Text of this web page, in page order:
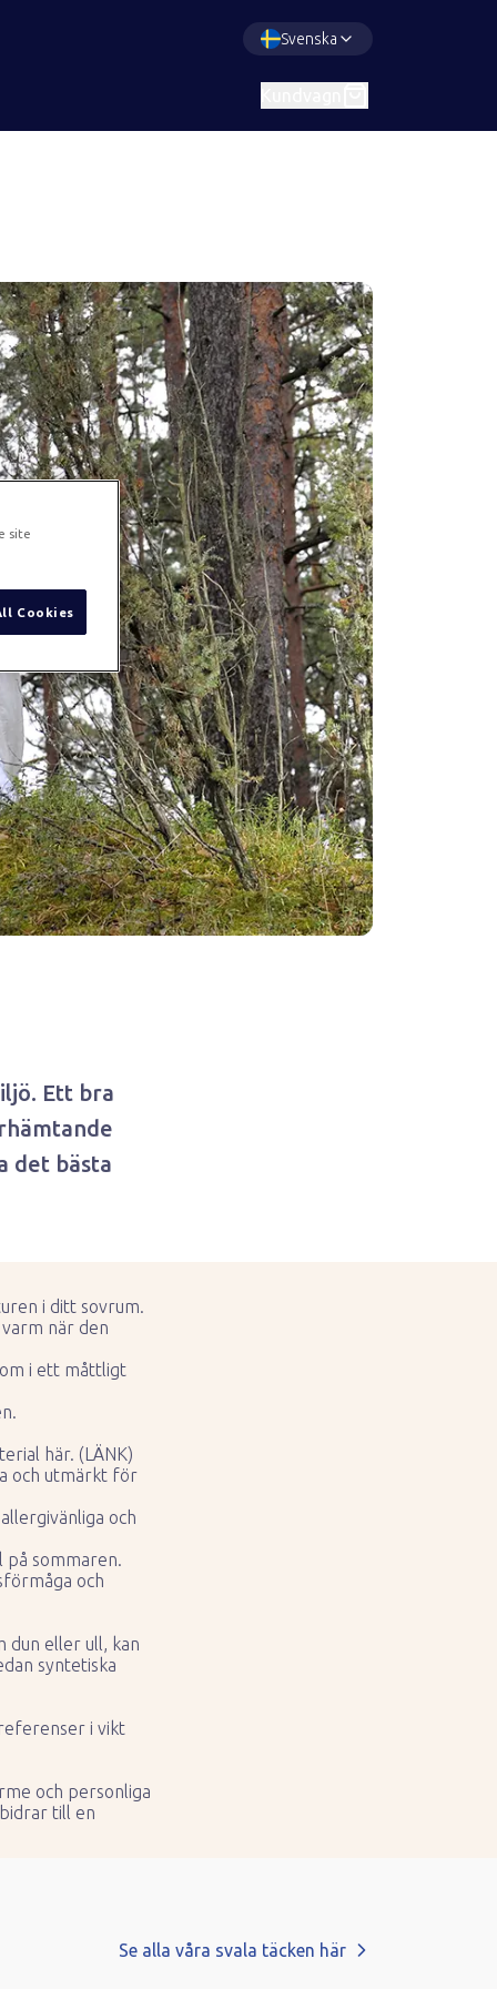
Svenska
Ett bra
det bästa
i ditt sovrum.
när den
i ett måttligt
här. (LÄNK)
och utmärkt för
och
sommaren.
och
dun eller ull, kan
syntetiska
i vikt
och personliga
till en
Se alla våra svala täcken här
site
Cookies